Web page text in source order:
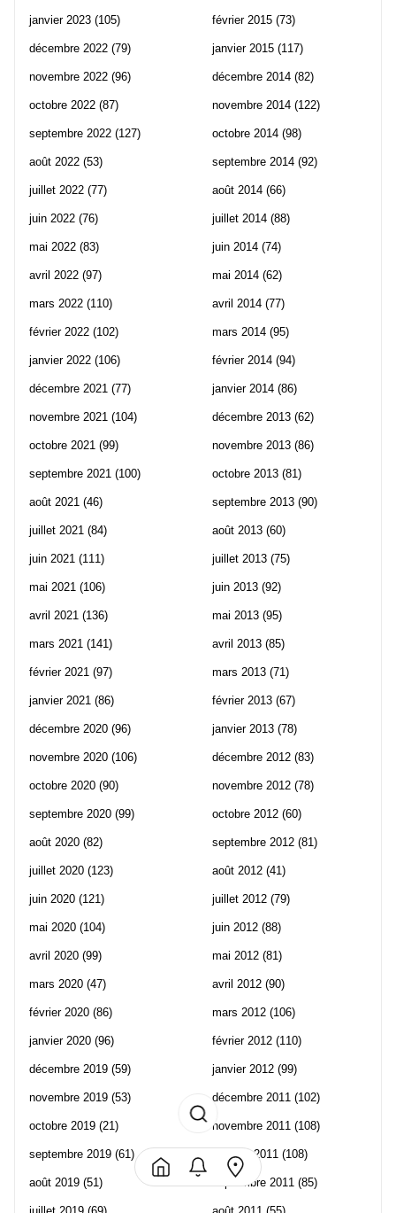
janvier 2023 (105)
décembre 2022 (79)
novembre 2022 (96)
octobre 2022 (87)
septembre 2022 (127)
août 2022 (53)
juillet 2022 (77)
juin 2022 (76)
mai 2022 (83)
avril 2022 (97)
mars 2022 (110)
février 2022 (102)
janvier 2022 (106)
décembre 2021 (77)
novembre 2021 (104)
octobre 2021 (99)
septembre 2021 (100)
août 2021 (46)
juillet 2021 (84)
juin 2021 (111)
mai 2021 (106)
avril 2021 (136)
mars 2021 (141)
février 2021 (97)
janvier 2021 (86)
décembre 2020 (96)
novembre 2020 (106)
octobre 2020 (90)
septembre 2020 (99)
août 2020 (82)
juillet 2020 (123)
juin 2020 (121)
mai 2020 (104)
avril 2020 (99)
mars 2020 (47)
février 2020 (86)
janvier 2020 (96)
décembre 2019 (59)
novembre 2019 (53)
octobre 2019 (21)
septembre 2019 (61)
août 2019 (51)
février 2015 (73)
janvier 2015 (117)
décembre 2014 (82)
novembre 2014 (122)
octobre 2014 (98)
septembre 2014 (92)
août 2014 (66)
juillet 2014 (88)
juin 2014 (74)
mai 2014 (62)
avril 2014 (77)
mars 2014 (95)
février 2014 (94)
janvier 2014 (86)
décembre 2013 (62)
novembre 2013 (86)
octobre 2013 (81)
septembre 2013 (90)
août 2013 (60)
juillet 2013 (75)
juin 2013 (92)
mai 2013 (95)
avril 2013 (85)
mars 2013 (71)
février 2013 (67)
janvier 2013 (78)
décembre 2012 (83)
novembre 2012 (78)
octobre 2012 (60)
septembre 2012 (81)
août 2012 (41)
juillet 2012 (79)
juin 2012 (88)
mai 2012 (81)
avril 2012 (90)
mars 2012 (106)
février 2012 (110)
janvier 2012 (99)
décembre 2011 (102)
novembre 2011 (108)
octobre 2011 (108)
septembre 2011 (85)